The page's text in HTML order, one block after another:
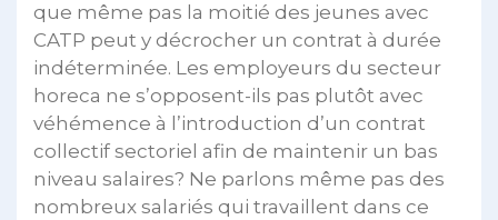
que même pas la moitié des jeunes avec
CATP peut y décrocher un contrat à durée
indéterminée. Les employeurs du secteur
horeca ne s’opposent-ils pas plutôt avec
véhémence à l’introduction d’un contrat
collectif sectoriel afin de maintenir un bas
niveau salaires? Ne parlons même pas des
nombreux salariés qui travaillent dans ce